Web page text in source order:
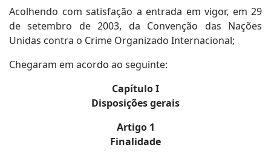
Acolhendo com satisfação a entrada em vigor, em 29
de setembro de 2003, da Convenção das Nações
Unidas contra o Crime Organizado Internacional;
Chegaram em acordo ao seguinte:
Capítulo I
Disposições gerais
Artigo 1
Finalidade